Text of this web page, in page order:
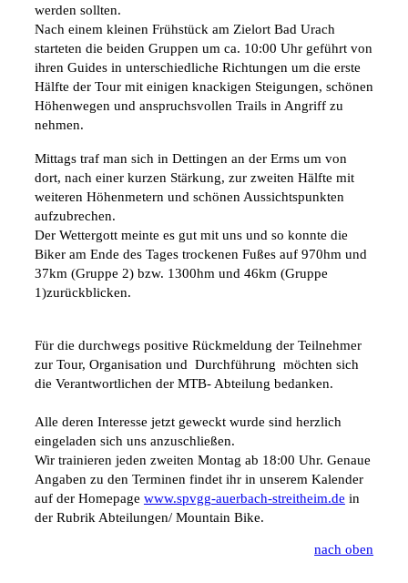
werden sollten.
Nach einem kleinen Frühstück am Zielort Bad Urach
starteten die beiden Gruppen um ca. 10:00 Uhr geführt von
ihren Guides in unterschiedliche Richtungen um die erste
Hälfte der Tour mit einigen knackigen Steigungen, schönen
Höhenwegen und anspruchsvollen Trails in Angriff zu
nehmen.
Mittags traf man sich in Dettingen an der Erms um von
dort, nach einer kurzen Stärkung, zur zweiten Hälfte mit
weiteren Höhenmetern und schönen Aussichtspunkten
aufzubrechen.
Der Wettergott meinte es gut mit uns und so konnte die
Biker am Ende des Tages trockenen Fußes auf 970hm und
37km (Gruppe 2) bzw. 1300hm und 46km (Gruppe
1)zurückblicken.
Für die durchwegs positive Rückmeldung der Teilnehmer
zur Tour, Organisation und Durchführung möchten sich
die Verantwortlichen der MTB- Abteilung bedanken.
Alle deren Interesse jetzt geweckt wurde sind herzlich
eingeladen sich uns anzuschließen.
Wir trainieren jeden zweiten Montag ab 18:00 Uhr. Genaue
Angaben zu den Terminen findet ihr in unserem Kalender
auf der Homepage www.spvgg-auerbach-streitheim.de in
der Rubrik Abteilungen/ Mountain Bike.
nach oben